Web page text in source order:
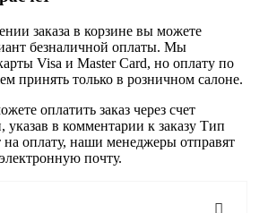
заказа в корзине вы можете
безналичной оплаты. Мы
Visa и Master Card, но оплату по
принять только в розничном салоне.
оплатить заказ через счет
указав в комментарии к заказу Тип
оплату, наши менеджеры отправят
почту.